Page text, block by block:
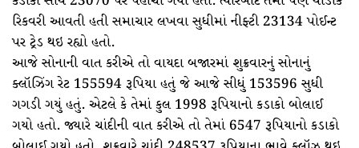
રિકવરી આવતી હતી સમાચાર લખવા સુધીમાં નીફ્ટી 23134 પોઈન્ટ
પર ટ્રેડ થઇ રહ્યો હતો.
આજે સોનાની વાત કરીએ તો વાયદા બજારમાં શુક્રવારનું સોનાનું
ક્લૉઝિંગ રેટ 155594 રૂપિયા હતું જે આજે સીધું 153596 સુધી
ગગડી ગયું હતું. એટલે કે તેમાં કુલ 1998 રૂપિયાનો કડાકો બોલાઈ
ગયો હતો. જ્યારે ચાંદીની વાત કરીએ તો તેમાં 6547 રૂપિયાનો કડાકો